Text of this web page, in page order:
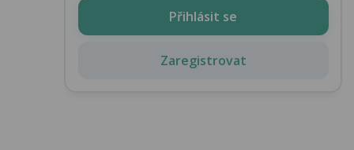
Přihlásit se
Zaregistrovat